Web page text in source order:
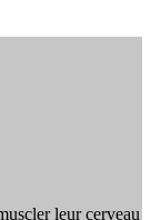
leur cerveau